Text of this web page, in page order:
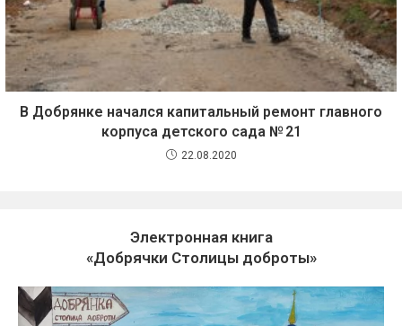
В Добрянке начался капитальный ремонт главного
корпуса детского сада № 21
22.08.2020
Электронная книга
«Добрячки Столицы доброты»